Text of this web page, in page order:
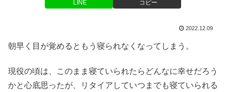
LINE コピー
2022.12.09
朝早く目が覚めるともう寝られなくなってしまう。
現役の頃は、このまま寝ていられたらどんなに幸せだろう
かと心底思ったが、リタイアしていつまでも寝ていられる